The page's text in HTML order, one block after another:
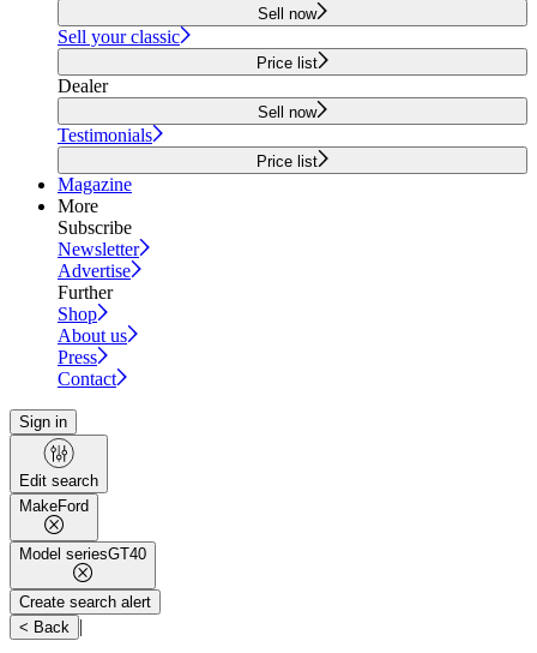
Sell now
Sell your classic
Price list
Dealer
Sell now
Testimonials
Price list
Magazine
More
Subscribe
Newsletter
Advertise
Further
Shop
About us
Press
Contact
Sign in
Edit search
MakeFord
Model seriesGT40
Create search alert
< Back |